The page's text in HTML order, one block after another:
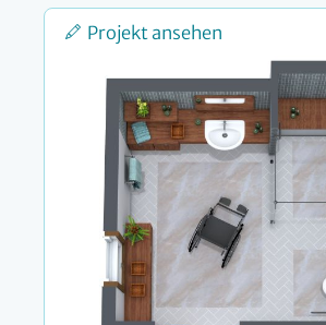
Projekt ansehen